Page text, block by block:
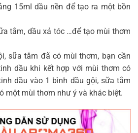
15ml dầu nền để tạo ra một bồn
tắm, dầu xả tóc …để tạo mùi thơm
sữa tắm đã có mùi thơm, bạn cần
dầu khi kết hợp với mùi thơm có
dầu vào 1 bình dầu gội, sữa tắm
một mùi thơm như ý và khác biệt.